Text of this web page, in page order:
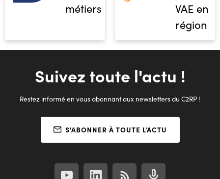
métiers
VAE en
région
Suivez toute l'actu !
Restez informé en vous abonnant aux newsletters du C2RP !
S'ABONNER À TOUTE L'ACTU